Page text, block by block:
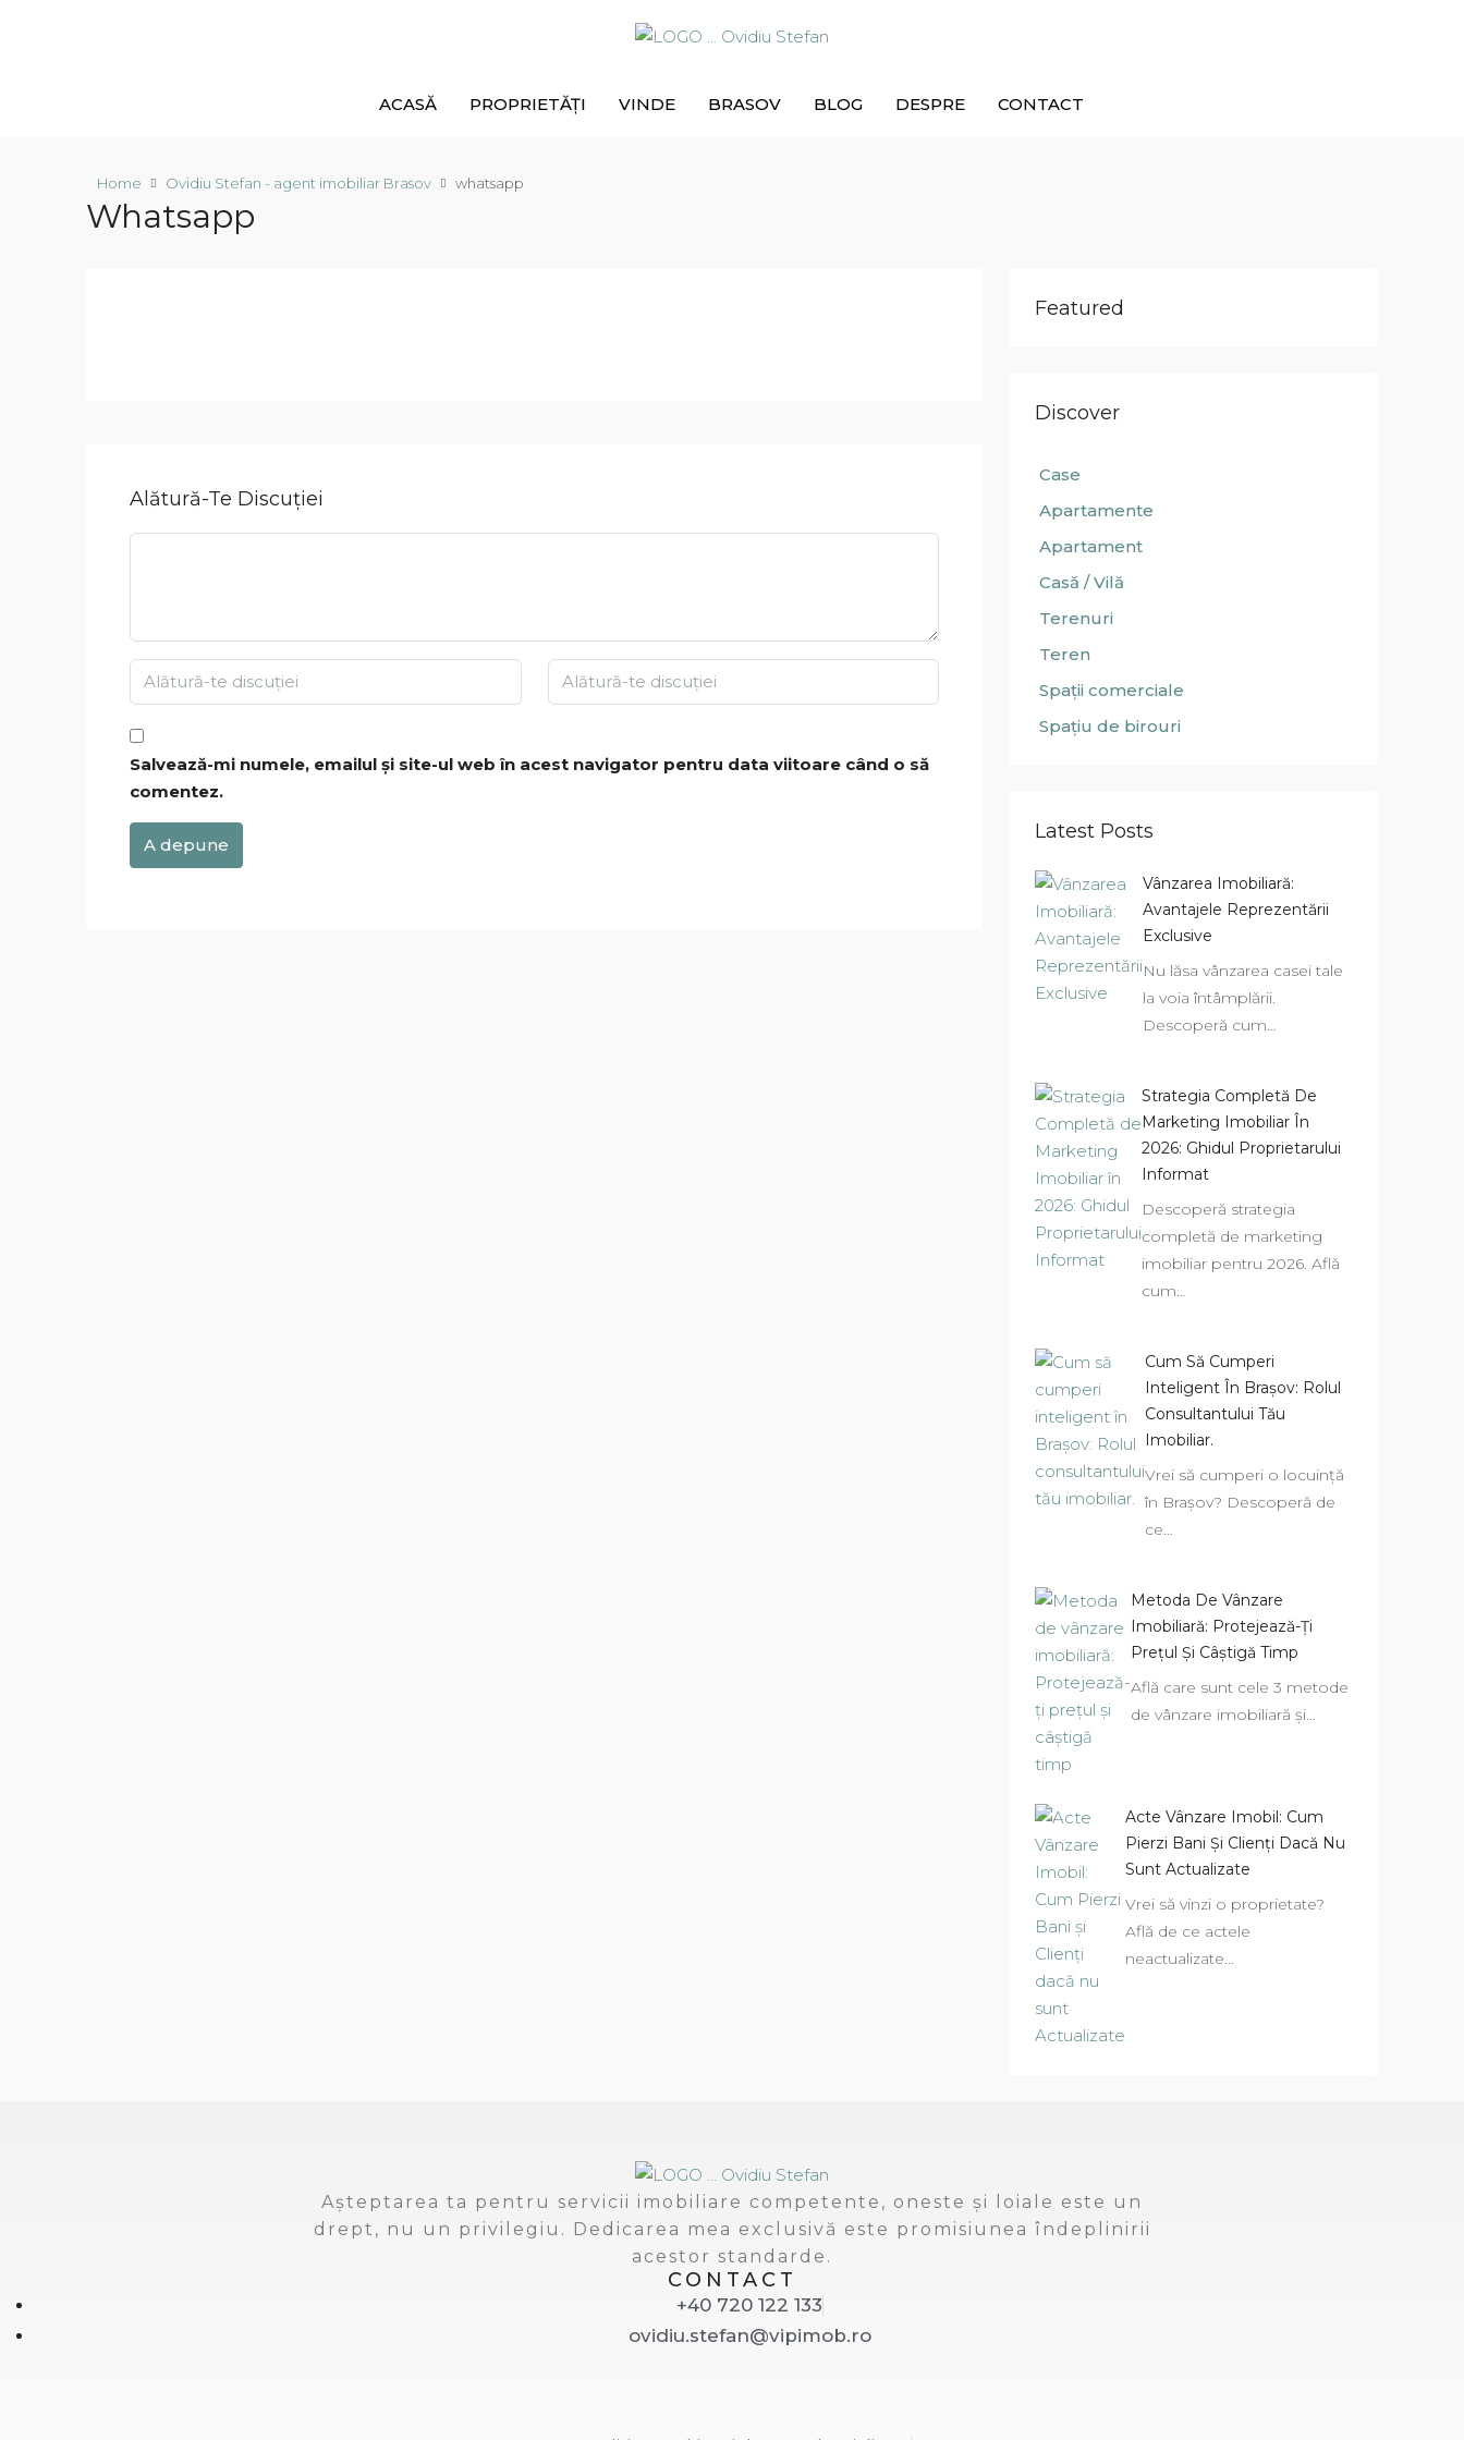
ACASĂ PROPRIETĂȚI VINDE BRASOV BLOG DESPRE CONTACT
Home Ovidiu Stefan - agent imobiliar Brasov whatsapp
Whatsapp
Alătură-Te Discuției
Salvează-mi numele, emailul și site-ul web în acest navigator pentru data viitoare când o să
comentez.
A depune
Featured
Discover
Case
Apartamente
Apartament
Casă / Vilă
Terenuri
Teren
Spații comerciale
Spațiu de birouri
Latest Posts
Vânzarea Imobiliară:
Avantajele Reprezentării
Exclusive
Nu lăsa vânzarea casei tale
la voia întâmplării.
Descoperă cum…
Strategia Completă De
Marketing Imobiliar În
2026: Ghidul Proprietarului
Informat
Descoperă strategia
completă de marketing
imobiliar pentru 2026. Află
cum…
Cum Să Cumperi
Inteligent În Brașov: Rolul
Consultantului Tău
Imobiliar.
Vrei să cumperi o locuință
în Brașov? Descoperă de
ce…
Metoda De Vânzare
Imobiliară: Protejează-Ți
Prețul Și Câștigă Timp
Află care sunt cele 3 metode
de vânzare imobiliară și…
Acte Vânzare Imobil: Cum
Pierzi Bani Și Clienți Dacă Nu
Sunt Actualizate
Vrei să vinzi o proprietate?
Află de ce actele
neactualizate…
Așteptarea ta pentru servicii imobiliare competente, oneste și loiale este un
drept, nu un privilegiu. Dedicarea mea exclusivă este promisiunea îndeplinirii
acestor standarde.
CONTACT
+40 720 122 133
ovidiu.stefan@vipimob.ro